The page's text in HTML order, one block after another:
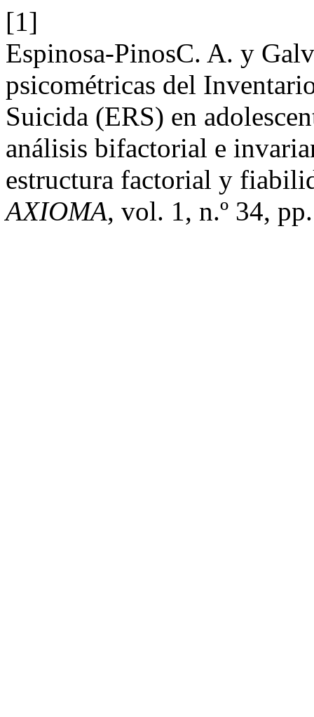
[1]
Espinosa-PinosC. A. y
psicométricas del
Suicida (ERS) en
análisis bifactorial e
estructura factorial y
AXIOMA, vol. 1, n.º 34,